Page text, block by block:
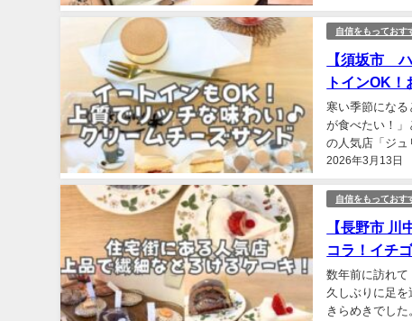
自信をもっておす
【須坂市
トインOK
2026年3月13日
寒い季節にな
が食べたい！」
の人気店「ジュ
りんご（
自信をもっておす
【長野市
コラ！イチ
数年前に訪れて
久しぶりに足
きらめきでし